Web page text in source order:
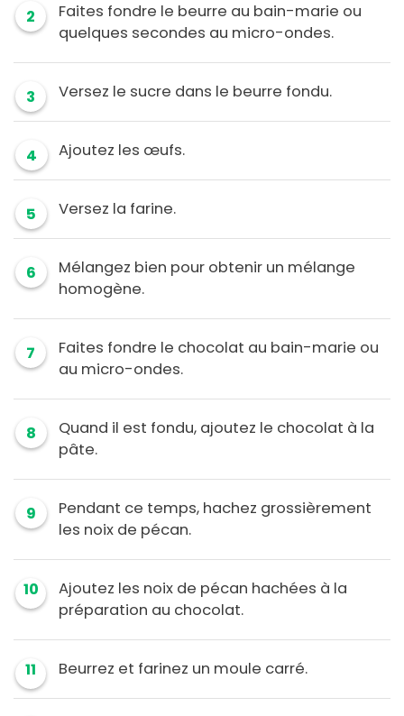
2
Faites fondre le beurre au bain-marie ou
quelques secondes au micro-ondes.
3 Versez le sucre dans le beurre fondu.
4 Ajoutez les œufs.
5 Versez la farine.
6
Mélangez bien pour obtenir un mélange
homogène.
7
Faites fondre le chocolat au bain-marie ou
au micro-ondes.
8
Quand il est fondu, ajoutez le chocolat à la
pâte.
9
Pendant ce temps, hachez grossièrement
les noix de pécan.
10
Ajoutez les noix de pécan hachées à la
préparation au chocolat.
11 Beurrez et farinez un moule carré.